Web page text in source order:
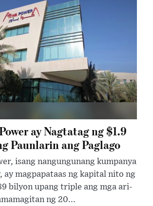
ay Nagtatag ng $1.9
Paunlarin ang Paglago
isang nangungunang kumpanya
ay magpapataas ng kapital nito ng
bilyon upang triple ang mga ari-
ng 20...